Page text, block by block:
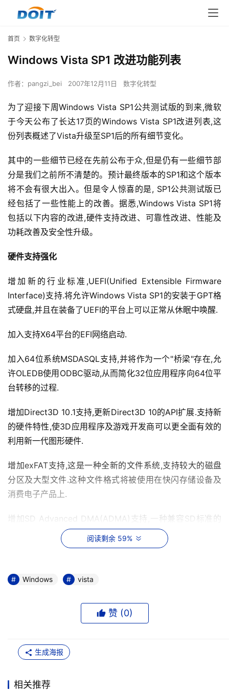
首页 数字化转型
Windows Vista SP1 改进功能列表
作者： pangzi_bei 2007年12月11日 数字化转型
为了迎接下周Windows Vista SP1公共测试版的到来,微软
于今天公布了长达17页的Windows Vista SP1改进列表,这
份列表概述了Vista升级至SP1后的所有细节变化。
其中的一些细节已经在先前公布于众,但是仍有一些细节部
分是我们之前所不清楚的。预计最终版本的SP1和这个版本
将不会有很大出入。但是令人惊喜的是, SP1公共测试版已
经包括了一些性能上的改善。据悉,Windows Vista SP1将
包括以下内容的改进,硬件支持改进、可靠性改进、性能及
功耗改善及安全性升级。
硬件支持强化
增加新的行业标准,UEFI(Unified Extensible Firmware
Interface)支持.将允许Windows Vista SP1的安装于GPT格
式硬盘,并且在装备了UEFI的平台上可以正常从休眠中唤醒.
加入支持X64平台的EFI网络启动.
加入64位系统MSDASQL支持,并将作为一个"桥梁"存在,允
许OLEDB使用ODBC驱动,从而简化32位应用程序向64位平
台转移的过程.
增加Direct3D 10.1支持,更新Direct3D 10的API扩展.支持新
的硬件特性,使3D应用程序及游戏开发商可以更全面有效的
利用新一代图形硬件.
增加exFAT支持,这是一种全新的文件系统,支持较大的磁盘
分区及大型文件.这种文件格式将被使用在快闪存储设备及
消费电子产品上.
增加SD Advanced DMA(ADMA)支持,一种兼容SD标准的
控制器,这种具备了可预测特性的新传输控制器可以有效改
善性能,并减少CPU占有率.
增强创建DVD启动盘功能,这种单碟DVD启动盘可通用于具
备BIOS系统或是EFI系统的PC机.
增强高密度驱动器支持,并更换了图标与标签,以帮助识别HD
DVD或是蓝光驱动器.
增强Windows媒体中心扩展器的支持,例如数字电视和网络
脑上.
阅读剩余 59%
Windows vista
赞 (0)
生成海报
相关推荐